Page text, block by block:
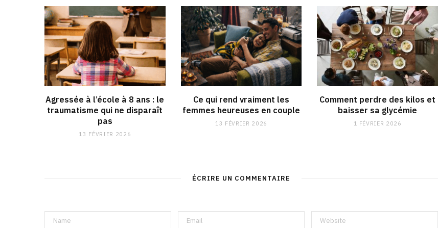
Agressée à l’école à 8 ans : le
traumatisme qui ne disparaît
pas
13 FÉVRIER 2026
Ce qui rend vraiment les
femmes heureuses en couple
13 FÉVRIER 2026
Comment perdre des kilos et
baisser sa glycémie
1 FÉVRIER 2026
ÉCRIRE UN COMMENTAIRE